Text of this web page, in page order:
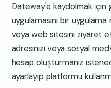
Dateway'e kaydolmak için
uygulamasını bir
veya web sitesini ziyaret
adresinizi veya sosyal
hesap oluşturmanız
ayarlayıp platformu